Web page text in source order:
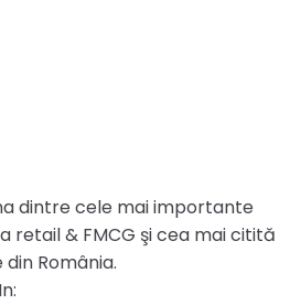
dintre cele mai importante
retail & FMCG şi cea mai citită
România.